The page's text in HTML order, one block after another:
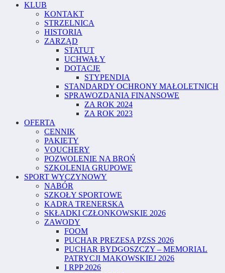
KLUB
KONTAKT
STRZELNICA
HISTORIA
ZARZĄD
STATUT
UCHWAŁY
DOTACJE
STYPENDIA
STANDARDY OCHRONY MAŁOLETNICH
SPRAWOZDANIA FINANSOWE
ZA ROK 2024
ZA ROK 2023
OFERTA
CENNIK
PAKIETY
VOUCHERY
POZWOLENIE NA BROŃ
SZKOLENIA GRUPOWE
SPORT WYCZYNOWY
NABÓR
SZKOŁY SPORTOWE
KADRA TRENERSKA
SKŁADKI CZŁONKOWSKIE 2026
ZAWODY
FOOM
PUCHAR PREZESA PZSS 2026
PUCHAR BYDGOSZCZY – MEMORIAL
PATRYCJI MAKOWSKIEJ 2026
I RPP 2026